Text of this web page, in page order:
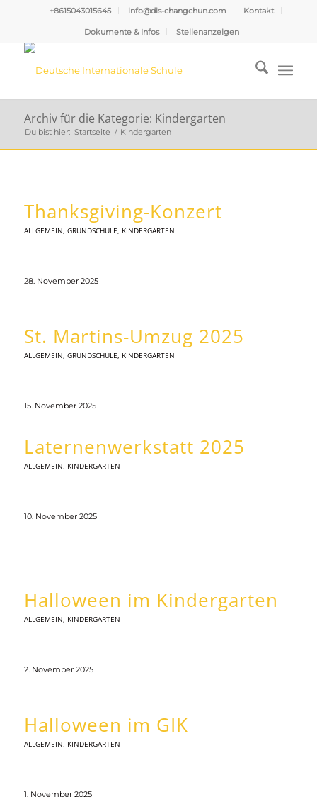
+8615043015645 info@dis-changchun.com Kontakt
Dokumente & Infos Stellenanzeigen
Archiv für die Kategorie: Kindergarten
Du bist hier: Startseite / Kindergarten
Thanksgiving-Konzert
ALLGEMEIN, GRUNDSCHULE, KINDERGARTEN
28. November 2025
St. Martins-Umzug 2025
ALLGEMEIN, GRUNDSCHULE, KINDERGARTEN
15. November 2025
Laternenwerkstatt 2025
ALLGEMEIN, KINDERGARTEN
10. November 2025
Halloween im Kindergarten
ALLGEMEIN, KINDERGARTEN
2. November 2025
Halloween im GIK
ALLGEMEIN, KINDERGARTEN
1. November 2025